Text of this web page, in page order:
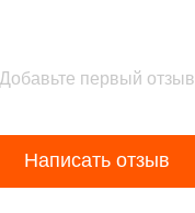
Добавьте первый отзыв
Написать отзыв